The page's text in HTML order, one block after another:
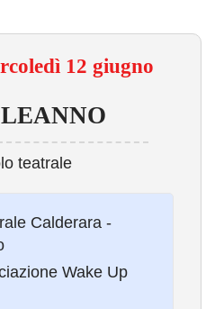
12 giugno
teatrale
Calderara -
Wake Up